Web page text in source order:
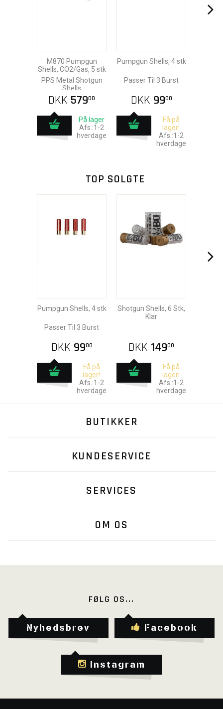
M870 Pumpgun
Shells, CO2/Gas, 5 stk
PPS Metal Shotgun
Shells
DKK 57900
På lager
Afs.:1-2
hverdage
Pumpgun Shells, 4 stk
Passer Til 3 Burst
DKK 9900
Få på
lager!
Afs.:1-2
hverdage
TOP SOLGTE
Pumpgun Shells, 4 stk
Passer Til 3 Burst
DKK 9900
Få på
lager!
Afs.:1-2
hverdage
Shotgun Shells, 6 Stk,
Klar
DKK 14900
Få på
lager!
Afs.:1-2
hverdage
BUTIKKER
KUNDESERVICE
SERVICES
OM OS
FØLG OS...
Nyhedsbrev Facebook
Instagram